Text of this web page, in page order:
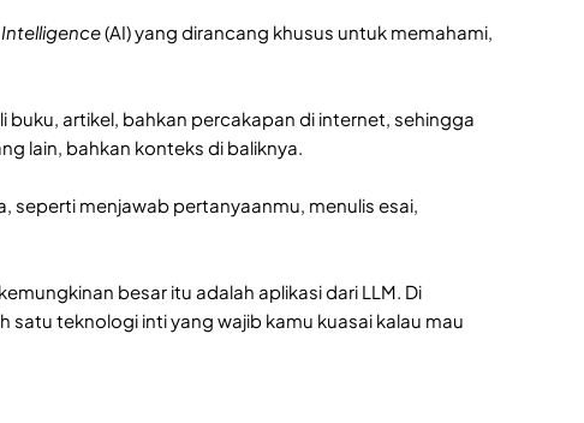
(AI) yang dirancang khusus untuk memahami,
artikel, bahkan percakapan di internet, sehingga
lain, bahkan konteks di baliknya.
seperti menjawab pertanyaanmu, menulis esai,
besar itu adalah aplikasi dari LLM. Di
satu teknologi inti yang wajib kamu kuasai kalau mau